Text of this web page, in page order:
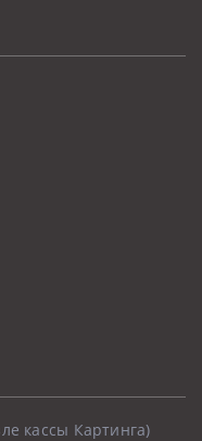
кассы Картинга)